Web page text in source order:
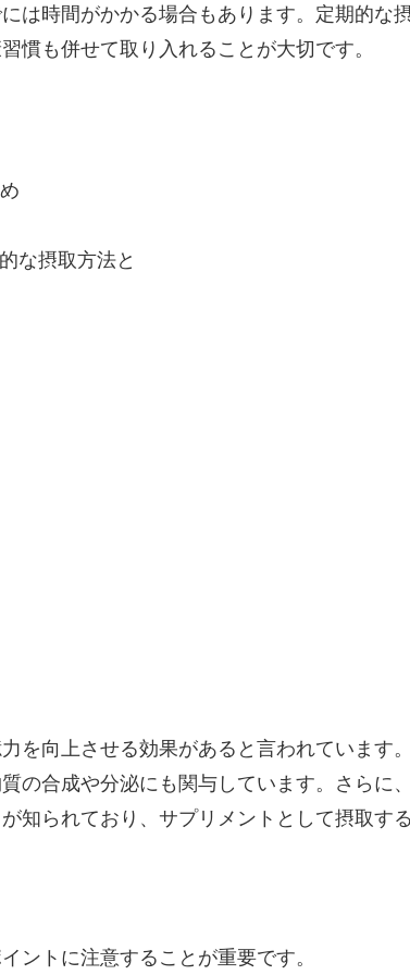
は時間がかかる場合もあります。定期的な
慣も併せて取り入れることが大切です。
を向上させる効果があると言われています
の合成や分泌にも関与しています。さらに
知られており、サプリメントとして摂取す
ントに注意することが重要です。